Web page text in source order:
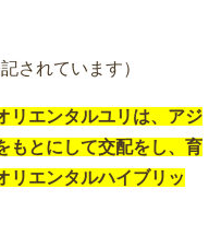
されています）
リエンタルユリは、アジ
もとにして交配をし、育
リエンタルハイブリッ